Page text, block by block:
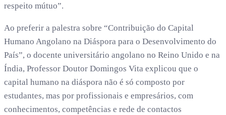
respeito mútuo”.
Ao preferir a palestra sobre “Contribuição do Capital
Humano Angolano na Diáspora para o Desenvolvimento do
País”, o docente universitário angolano no Reino Unido e na
Índia, Professor Doutor Domingos Vita explicou que o
capital humano na diáspora não é só composto por
estudantes, mas por profissionais e empresários, com
conhecimentos, competências e rede de contactos